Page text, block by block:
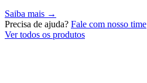
Saiba mais →
Precisa de ajuda? Fale com nosso time
Ver todos os produtos